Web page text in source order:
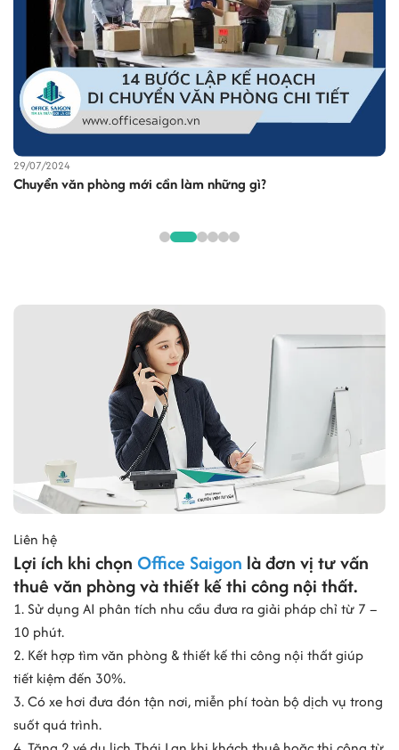
29/07/2024
Chuyển văn phòng mới cần làm những gì?
Liên hệ
Lợi ích khi chọn Office Saigon là đơn vị tư vấn
thuê văn phòng và thiết kế thi công nội thất.
1. Sử dụng AI phân tích nhu cầu đưa ra giải pháp chỉ từ 7 –
10 phút.
2. Kết hợp tìm văn phòng & thiết kế thi công nội thất giúp
tiết kiệm đến 30%.
3. Có xe hơi đưa đón tận nơi, miễn phí toàn bộ dịch vụ trong
suốt quá trình.